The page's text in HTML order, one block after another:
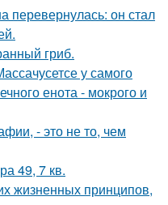
перевернулась: он стал
гриб.
у самого
енота - мокрого и
- это не то, чем
49, 7 кв.
жизненных принципов,